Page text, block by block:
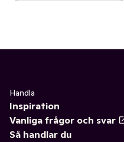
Handla
Inspiration
Vanliga frågor och svar
Så handlar du